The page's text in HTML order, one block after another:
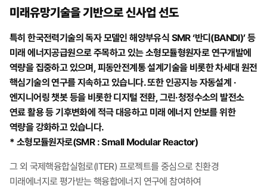
미래유망기술을 기반으로신사업 선도
특히 한국전력기술의 독자 모델인 해양부유식 SMR ‘반디(BANDI)’ 등
미래 에너지공급원으로 주목하고 있는 소형모듈형원자로 연구개발에
역량을 집중하고 있으며, 피동안전계통 설계기술을 비롯한 차세대 원전
핵심기술의 연구를 지속하고 있습니다. 또한 인공지능 자동설계 ·
엔지니어링 챗봇 등을 비롯한 디지털 전환, 그린·청정수소의 발전소
연료 활용 등 기후변화에 적극 대응하고 미래 에너지 안보를 위한
역량을 강화하고 있습니다.
* 소형모듈원자로(SMR : Small Modular Reactor)
그 외 국제핵융합실험로(ITER) 프로젝트를 중심으로 친환경
미래에너지로 평가받는 핵융합에너지 연구에 참여하여